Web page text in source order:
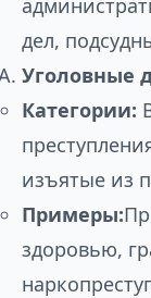
дел,
Уголовные
Категории:
изъятые из
Примеры:
здоровью,